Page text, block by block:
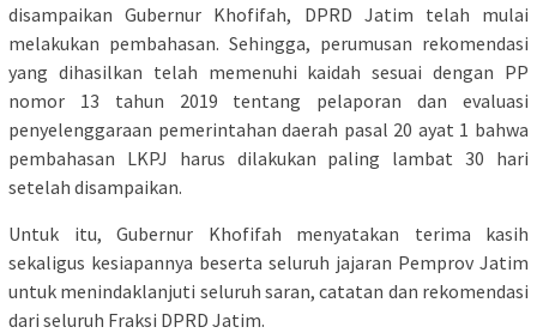
disampaikan Gubernur Khofifah, DPRD Jatim telah mulai
melakukan pembahasan. Sehingga, perumusan rekomendasi
yang dihasilkan telah memenuhi kaidah sesuai dengan PP
nomor 13 tahun 2019 tentang pelaporan dan evaluasi
penyelenggaraan pemerintahan daerah pasal 20 ayat 1 bahwa
pembahasan LKPJ harus dilakukan paling lambat 30 hari
setelah disampaikan.
Untuk itu, Gubernur Khofifah menyatakan terima kasih
sekaligus kesiapannya beserta seluruh jajaran Pemprov Jatim
untuk menindaklanjuti seluruh saran, catatan dan rekomendasi
dari seluruh Fraksi DPRD Jatim.